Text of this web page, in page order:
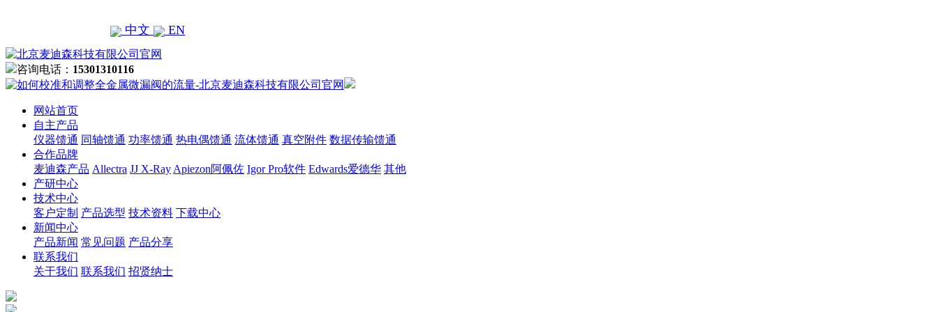
中文 EN
咨询电话： 15301310116
网站首页
自主产品
仪器馈通 同轴馈通 功率馈通 热电偶馈通 流体馈通 真空附件 数据传输馈通
合作品牌
麦迪森产品 Allectra JJ X-Ray Apiezon阿佩佐 Igor Pro软件 Edwards爱德华 其他
产研中心
技术中心
客户定制 产品选型 技术资料 下载中心
新闻中心
产品新闻 常见问题 产品分享
联系我们
关于我们 联系我们 招贤纳士